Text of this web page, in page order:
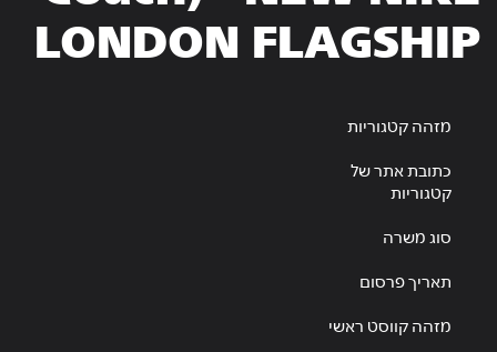
LONDON FLAGSHIP
מזהה קטגוריות
כתובת אתר של
קטגוריות
סוג משרה
תאריך פרסום
מזהה קווסט ראשי